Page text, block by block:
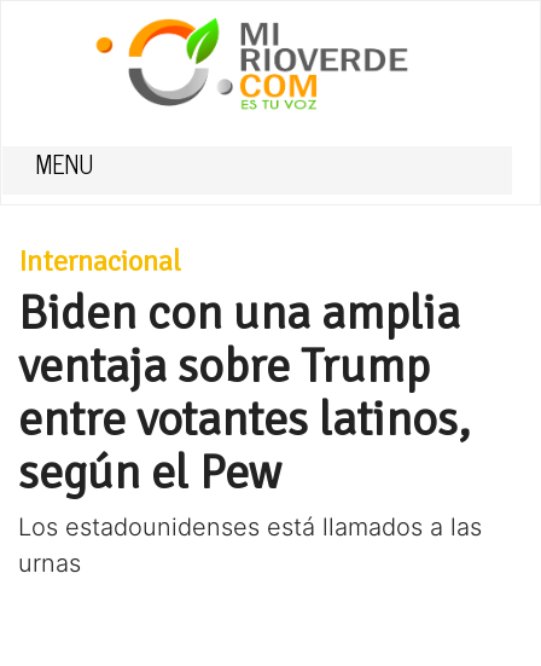
MENU
Internacional
Biden con una amplia
ventaja sobre Trump
entre votantes latinos,
según el Pew
Los estadounidenses está llamados a las
urnas